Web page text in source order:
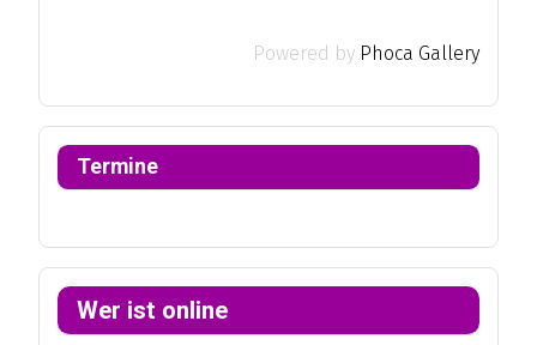
Powered by Phoca Gallery
Termine
Wer ist online